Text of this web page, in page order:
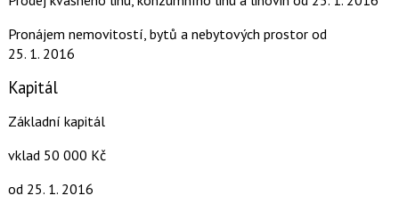
Pronájem nemovitostí, bytů a nebytových prostor od
25. 1. 2016
Kapitál
Základní kapitál
vklad 50 000 Kč
od 25. 1. 2016